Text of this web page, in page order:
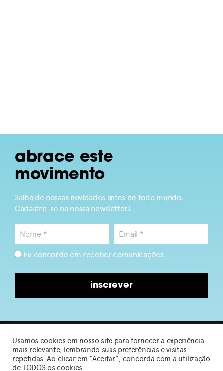
abrace este
movimento
Saiba de nossas novidades antes de todo mundo.
Cadastre-se na nossa newsletter!
Eu concordo em receber comunicações.
inscrever
2026 © Sou de Algodão
Usamos cookies em nosso site para fornecer a experiência
mais relevante, lembrando suas preferências e visitas
repetidas. Ao clicar em “Aceitar”, concorda com a utilização
de TODOS os cookies.